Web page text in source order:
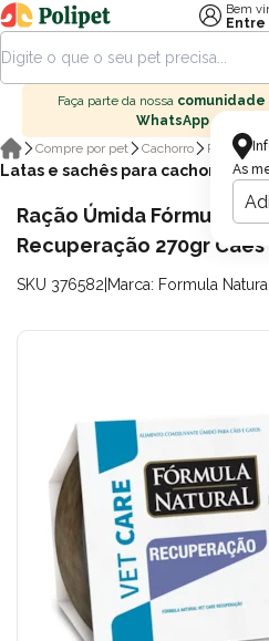
As
Bem
Entre
Faça parte da nossa comunidade
WhatsApp
Compre por pet
Cachorro Ração
Latas e sachês para cachorro
Ração Úmida Fórmula
Recuperação 270gr
SKU 376582 Marca: Formula Natural